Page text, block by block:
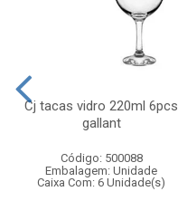
Cj tacas vidro 220ml 6pcs
gallant
Código: 500088
Embalagem: Unidade
Caixa Com: 6 Unidade(s)